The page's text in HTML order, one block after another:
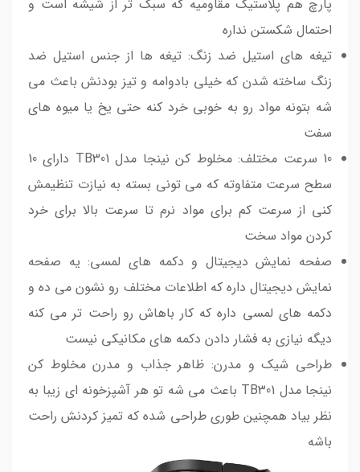
پارچ هم پلاستیک مقاومیه که سبک تر از شیشه است و
احتمال شکستن نداره
تیغه های استیل ضد زنگ: تیغه ها از جنس استیل ضد
زنگ ساخته شدن که خیلی بادوامه و تیز بودنش باعث می
شه بتونه مواد رو به خوبی خرد کنه حتی یخ یا میوه های
سفت
10 سرعت مختلف: مخلوط کن نینجا مدل TB301 دارای 10
سطح سرعت متفاوته که می تونی بسته به نیازت تنظیمش
کنی از سرعت کم برای مواد نرم تا سرعت بالا برای خرد
کردن مواد سخت
صفحه نمایش دیجیتال و دکمه های لمسی: یه صفحه
نمایش دیجیتال داره که اطلاعات مختلف رو نشون می ده و
دکمه های لمسی داره که کار باهاش رو راحت تر می کنه
دیگه نیازی به فشار دادن دکمه های مکانیکی نیست
طراحی شیک و مدرن: ظاهر جذاب و مدرن مخلوط کن
نینجا مدل TB301 باعث می شه تو هر آشپزخونه ای زیبا به
نظر بیاد همچنین طوری طراحی شده که تمیز کردنش راحت
باشه